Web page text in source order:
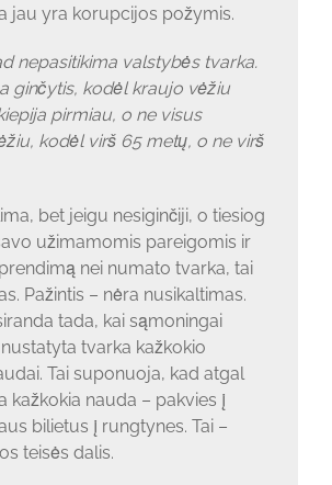
jau yra korupcijos požymis.
nepasitikima valstybės tvarka.
ginčytis, kodėl kraujo vėžiu
pirmiau, o ne visus
kodėl virš 65 metų, o ne virš
bet jeigu nesiginčiji, o tiesiog
užimamomis pareigomis ir
nei numato tvarka, tai
Pažintis – nėra nusikaltimas.
tada, kai sąmoningai
tvarka kažkokio
Tai suponuoja, kad atgal
kažkokia nauda – pakvies į
bilietus į rungtynes. Tai –
teisės dalis.